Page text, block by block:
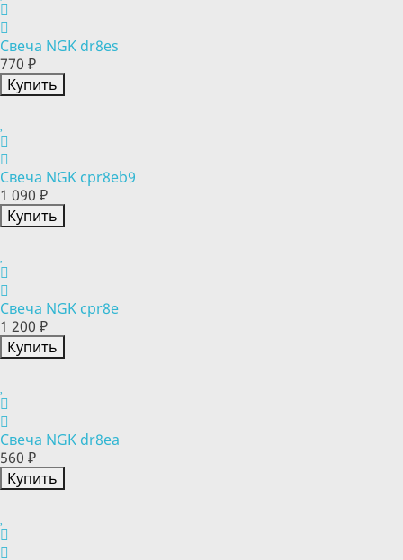
Свеча NGK dr8es
770 ₽
Купить
Свеча NGK cpr8eb9
1 090 ₽
Купить
Свеча NGK cpr8e
1 200 ₽
Купить
Свеча NGK dr8ea
560 ₽
Купить